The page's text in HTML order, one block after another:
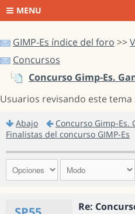
MENU
GIMP-Es índice del foro >>
Concursos
Concurso Gimp-Es.
Usuarios revisando este tema
Abajo
Concurso Gimp-Es.
Finalistas del concurso GIMP-Es
Re: